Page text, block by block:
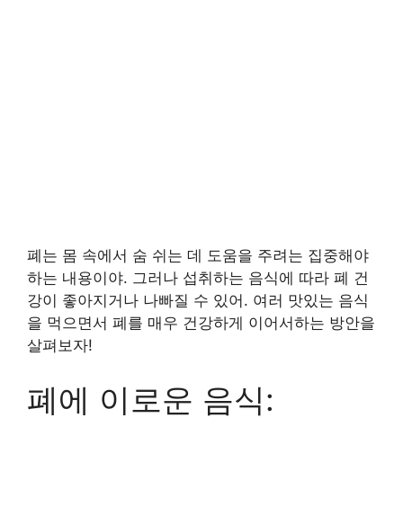
폐는 몸 속에서 숨 쉬는 데 도움을 주려는 집중해야
하는 내용이야. 그러나 섭취하는 음식에 따라 폐 건
강이 좋아지거나 나빠질 수 있어. 여러 맛있는 음식
을 먹으면서 폐를 매우 건강하게 이어서하는 방안을
살펴보자!
폐에 이로운 음식: